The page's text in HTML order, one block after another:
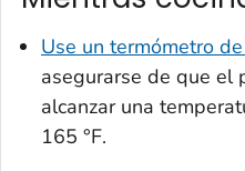
Use un termómetro
asegurarse de que el
alcanzar una
165 °F.